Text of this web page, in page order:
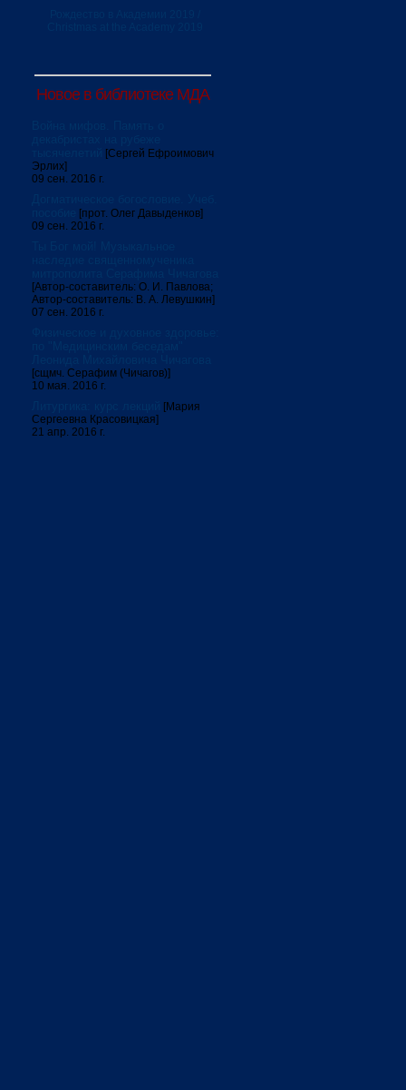
Новое в библиотеке МДА
[Сергей Ефроимович
Эрлих]
09 сен. 2016 г.
[прот. Олег Давыденков]
09 сен. 2016 г.
[Автор-составитель: О. И. Павлова;
Автор-составитель: В. А. Левушкин]
07 сен. 2016 г.
[сщмч. Серафим (Чичагов)]
10 мая. 2016 г.
[Мария
Сергеевна Красовицкая]
21 апр. 2016 г.